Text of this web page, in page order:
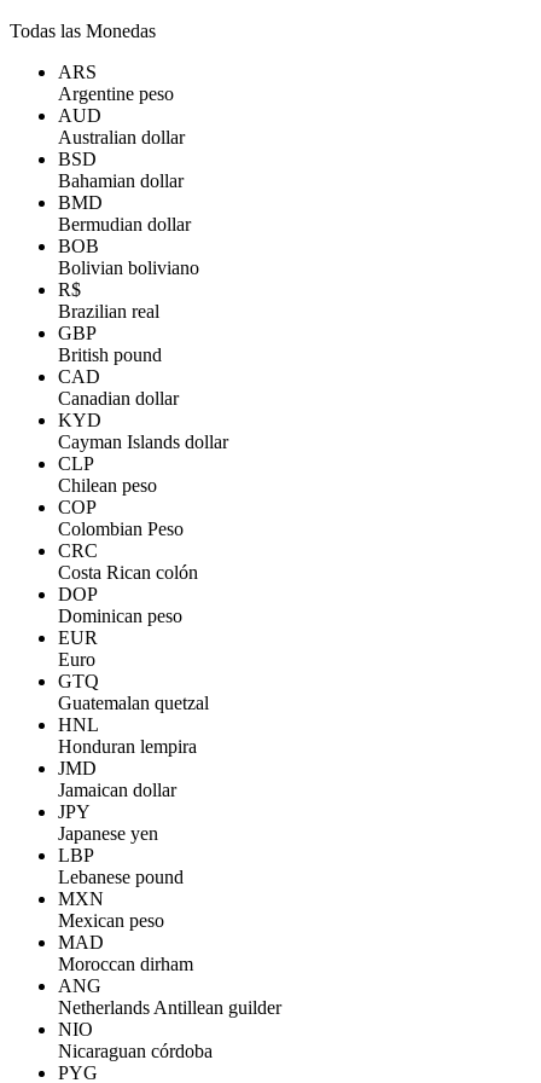
Todas las Monedas
ARS
Argentine peso
AUD
Australian dollar
BSD
Bahamian dollar
BMD
Bermudian dollar
BOB
Bolivian boliviano
R$
Brazilian real
GBP
British pound
CAD
Canadian dollar
KYD
Cayman Islands dollar
CLP
Chilean peso
COP
Colombian Peso
CRC
Costa Rican colón
DOP
Dominican peso
EUR
Euro
GTQ
Guatemalan quetzal
HNL
Honduran lempira
JMD
Jamaican dollar
JPY
Japanese yen
LBP
Lebanese pound
MXN
Mexican peso
MAD
Moroccan dirham
ANG
Netherlands Antillean guilder
NIO
Nicaraguan córdoba
PYG